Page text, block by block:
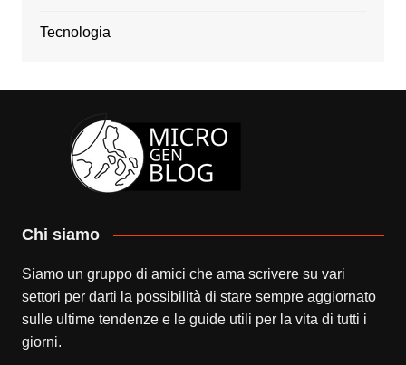
Tecnologia
Chi siamo
Siamo un gruppo di amici che ama scrivere su vari
settori per darti la possibilità di stare sempre aggiornato
sulle ultime tendenze e le guide utili per la vita di tutti i
giorni.